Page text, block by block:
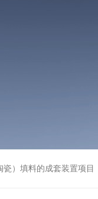
）填料的成套装置项目